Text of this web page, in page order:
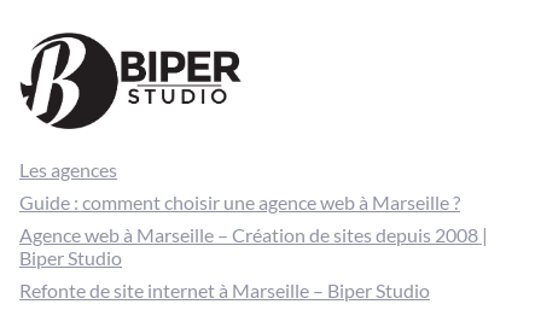
Les agences
Guide : comment choisir une agence web à Marseille ?
Agence web à Marseille – Création de sites depuis 2008 |
Biper Studio
Refonte de site internet à Marseille – Biper Studio